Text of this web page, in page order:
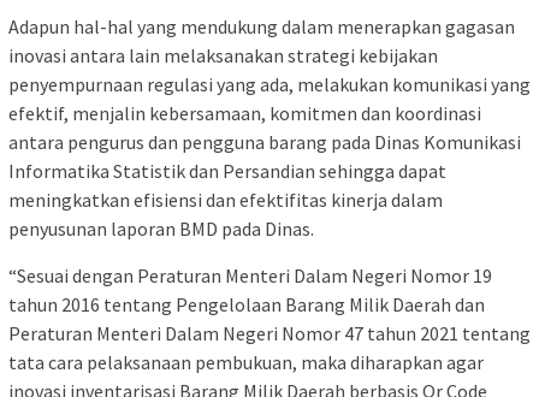
Adapun hal-hal yang mendukung dalam menerapkan gagasan
inovasi antara lain melaksanakan strategi kebijakan
penyempurnaan regulasi yang ada, melakukan komunikasi yang
efektif, menjalin kebersamaan, komitmen dan koordinasi
antara pengurus dan pengguna barang pada Dinas Komunikasi
Informatika Statistik dan Persandian sehingga dapat
meningkatkan efisiensi dan efektifitas kinerja dalam
penyusunan laporan BMD pada Dinas.
“Sesuai dengan Peraturan Menteri Dalam Negeri Nomor 19
tahun 2016 tentang Pengelolaan Barang Milik Daerah dan
Peraturan Menteri Dalam Negeri Nomor 47 tahun 2021 tentang
tata cara pelaksanaan pembukuan, maka diharapkan agar
inovasi inventarisasi Barang Milik Daerah berbasis Qr Code